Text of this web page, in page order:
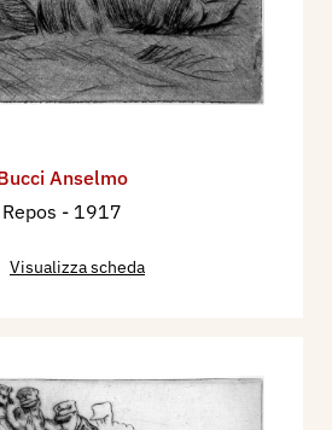
Anselmo
Repos - 1917
Visualizza scheda